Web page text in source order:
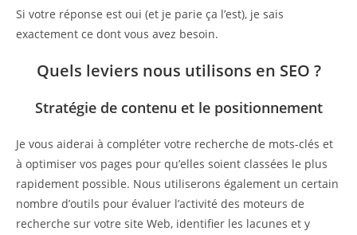
Si votre réponse est oui (et je parie ça l’est), je sais
exactement ce dont vous avez besoin.
Quels leviers nous utilisons en SEO ?
Stratégie de contenu et le positionnement
Je vous aiderai à compléter votre recherche de mots-clés et
à optimiser vos pages pour qu’elles soient classées le plus
rapidement possible. Nous utiliserons également un certain
nombre d’outils pour évaluer l’activité des moteurs de
recherche sur votre site Web, identifier les lacunes et y